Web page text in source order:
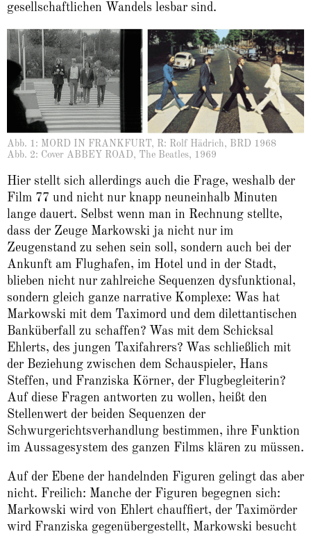
gesellschaftlichen Wandels lesbar sind.
Abb. 1: MORD IN FRANKFURT, R: Rolf Hädrich, BRD 1968
Abb. 2: Cover ABBEY ROAD, The Beatles, 1969
Hier stellt sich allerdings auch die Frage, weshalb der
Film 77 und nicht nur knapp neuneinhalb Minuten
lange dauert. Selbst wenn man in Rechnung stellte,
dass der Zeuge Markowski ja nicht nur im
Zeugenstand zu sehen sein soll, sondern auch bei der
Ankunft am Flughafen, im Hotel und in der Stadt,
blieben nicht nur zahlreiche Sequenzen dysfunktional,
sondern gleich ganze narrative Komplexe: Was hat
Markowski mit dem Taximord und dem dilettantischen
Banküberfall zu schaffen? Was mit dem Schicksal
Ehlerts, des jungen Taxifahrers? Was schließlich mit
der Beziehung zwischen dem Schauspieler, Hans
Steffen, und Franziska Körner, der Flugbegleiterin?
Auf diese Fragen antworten zu wollen, heißt den
Stellenwert der beiden Sequenzen der
Schwurgerichtsverhandlung bestimmen, ihre Funktion
im Aussagesystem des ganzen Films klären zu müssen.
Auf der Ebene der handelnden Figuren gelingt das aber
nicht. Freilich: Manche der Figuren begegnen sich:
Markowski wird von Ehlert chauffiert, der Taximörder
wird Franziska gegenübergestellt, Markowski besucht